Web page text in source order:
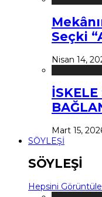
Seçki
Nisan 14,
İSKELE
Mart 15,
SÖYLEŞİ
SÖYLEŞİ
Hepsini Görüntüle